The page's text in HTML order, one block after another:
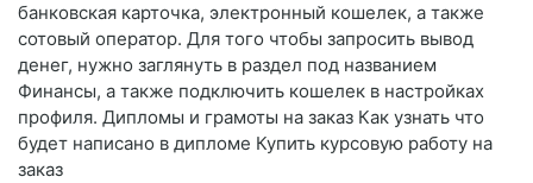
банковская карточка, электронный кошелек, а также
сотовый оператор. Для того чтобы запросить вывод
денег, нужно заглянуть в раздел под названием
Финансы, а также подключить кошелек в настройках
профиля. Дипломы и грамоты на заказ Как узнать что
будет написано в дипломе Купить курсовую работу на
заказ